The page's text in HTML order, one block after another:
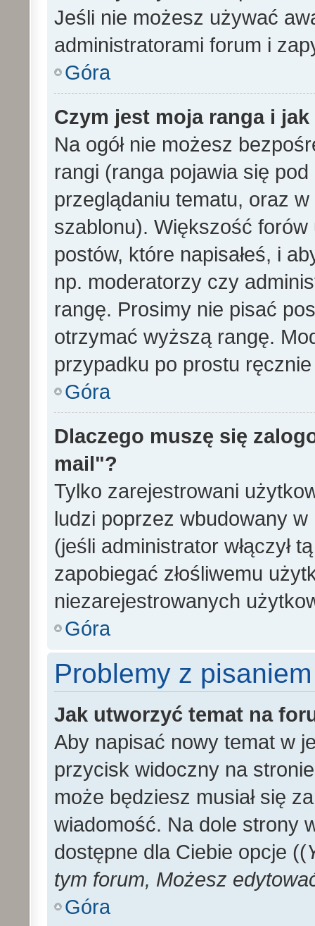
Jeśli nie możesz używać
administratorami forum i
Góra
Czym jest moja ranga i
Na ogół nie możesz
rangi (ranga pojawia się
przeglądaniu tematu, oraz
szablonu). Większość
postów, które napisałeś, i
np. moderatorzy czy
rangę. Prosimy nie pisać
otrzymać wyższą rangę.
przypadku po prostu
Góra
Dlaczego muszę się
mail"?
Tylko zarejestrowani
ludzi poprzez wbudowany
(jeśli administrator włączył
zapobiegać złośliwemu
niezarejestrowanych
Góra
Problemy z pisaniem
Jak utworzyć temat na
Aby napisać nowy temat w
przycisk widoczny na
może będziesz musiał się
wiadomość. Na dole strony
dostępne dla Ciebie opcje ((
tym forum, Możesz
Góra